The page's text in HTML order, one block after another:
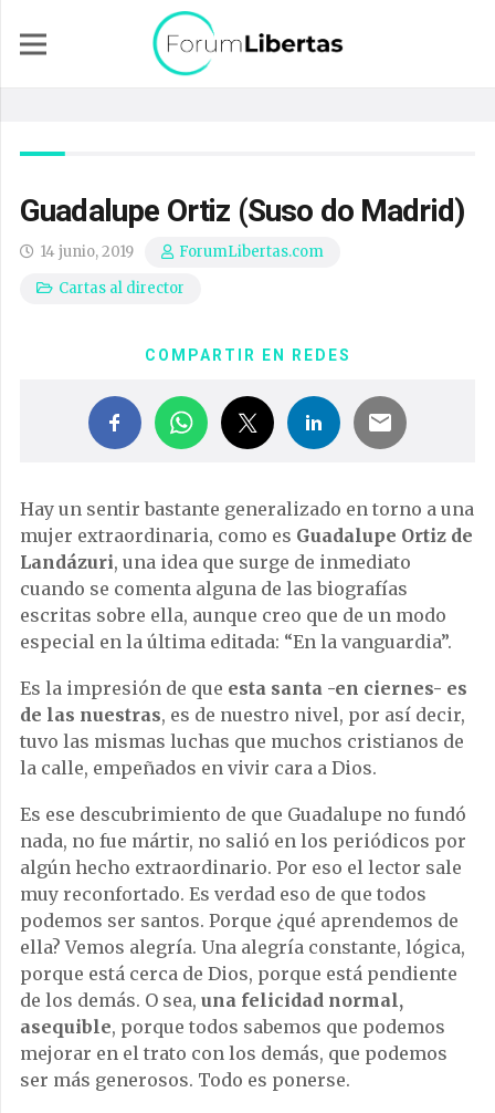
Guadalupe Ortiz (Suso do Madrid)
14 junio, 2019
ForumLibertas.com
Cartas al director
COMPARTIR EN REDES
Hay un sentir bastante generalizado en torno a una
mujer extraordinaria, como es Guadalupe Ortiz de
Landázuri, una idea que surge de inmediato
cuando se comenta alguna de las biografías
escritas sobre ella, aunque creo que de un modo
especial en la última editada: “En la vanguardia”.
Es la impresión de que esta santa -en ciernes- es
de las nuestras, es de nuestro nivel, por así decir,
tuvo las mismas luchas que muchos cristianos de
la calle, empeñados en vivir cara a Dios.
Es ese descubrimiento de que Guadalupe no fundó
nada, no fue mártir, no salió en los periódicos por
algún hecho extraordinario. Por eso el lector sale
muy reconfortado. Es verdad eso de que todos
podemos ser santos. Porque ¿qué aprendemos de
ella? Vemos alegría. Una alegría constante, lógica,
porque está cerca de Dios, porque está pendiente
de los demás. O sea, una felicidad normal,
asequible, porque todos sabemos que podemos
mejorar en el trato con los demás, que podemos
ser más generosos. Todo es ponerse.